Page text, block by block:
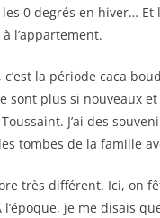
0 degrés en hiver… Et
l’appartement.
la période caca
sont plus si nouveaux
J’ai des
tombes de la famille
très différent. Ici, on
l’époque, je me disais